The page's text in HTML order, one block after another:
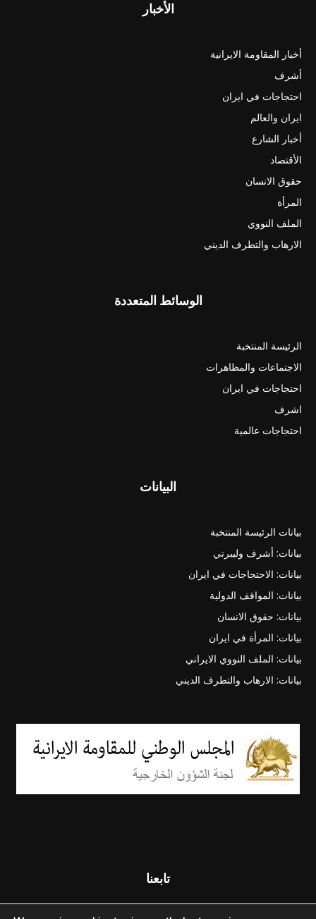
الأخبار
أخبار المقاومة الايرانية
أشرف
احتجاجات في ايران
ايران والعالم
أخبار الشارع
الأقتصاد
حقوق الانسان
المرأة
الملف النووي
الارهاب والتطرف الديني
الوسائط المتعددة
الرئيسة المنتخبة
الاجتماعات والمظاهرات
احتجاجات في ايران
اشرف
احتجاجات عالمية
البيانات
بيانات الرئيسة المنتخبة
بيانات: أشرف وليبرتي
بيانات: الاحتجاجات في ايران
بيانات: المواقف الدولية
بيانات: حقوق الانسان
بيانات: المرأة في ايران
بيانات: الملف النووي الايراني
بيانات: الارهاب والتطرف الديني
تابعنا